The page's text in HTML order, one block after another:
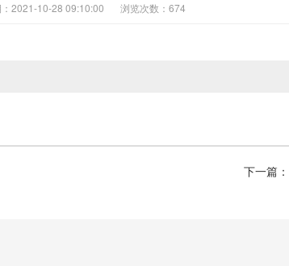
2021-10-28 09:10:00 浏览次数： 674
下一篇：